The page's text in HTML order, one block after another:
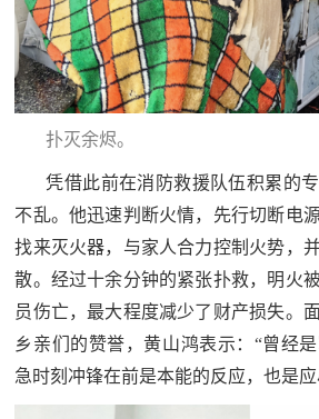
防
知
识
全
民
国
全
民
国
防
子
弟
兵
子
弟
国
扑灭余烬。
凭借此前在消防救援队伍积累的
不乱。他迅速判断火情，先行切断电
找来灭火器，与家人合力控制火势，
散。经过十余分钟的紧张扑救，明火
员伤亡，最大程度减少了财产损失。
乡亲们的赞誉，黄山鸿表示：“曾经
急时刻冲锋在前是本能的反应，也是